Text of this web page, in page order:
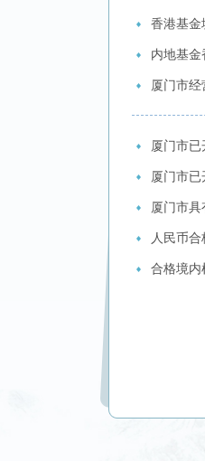
香港基金
内地基
厦门市经
厦门市已
厦门市已
厦门市具
人民币
合格境内